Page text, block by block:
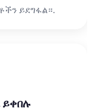
ይደግፋል።.
ይቀበሉ